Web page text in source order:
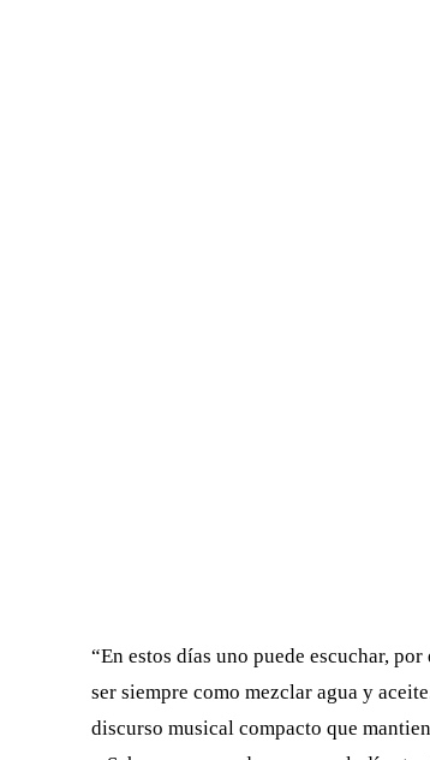
“En estos días uno puede escuchar,
ser siempre como mezclar agua y
discurso musical compacto que